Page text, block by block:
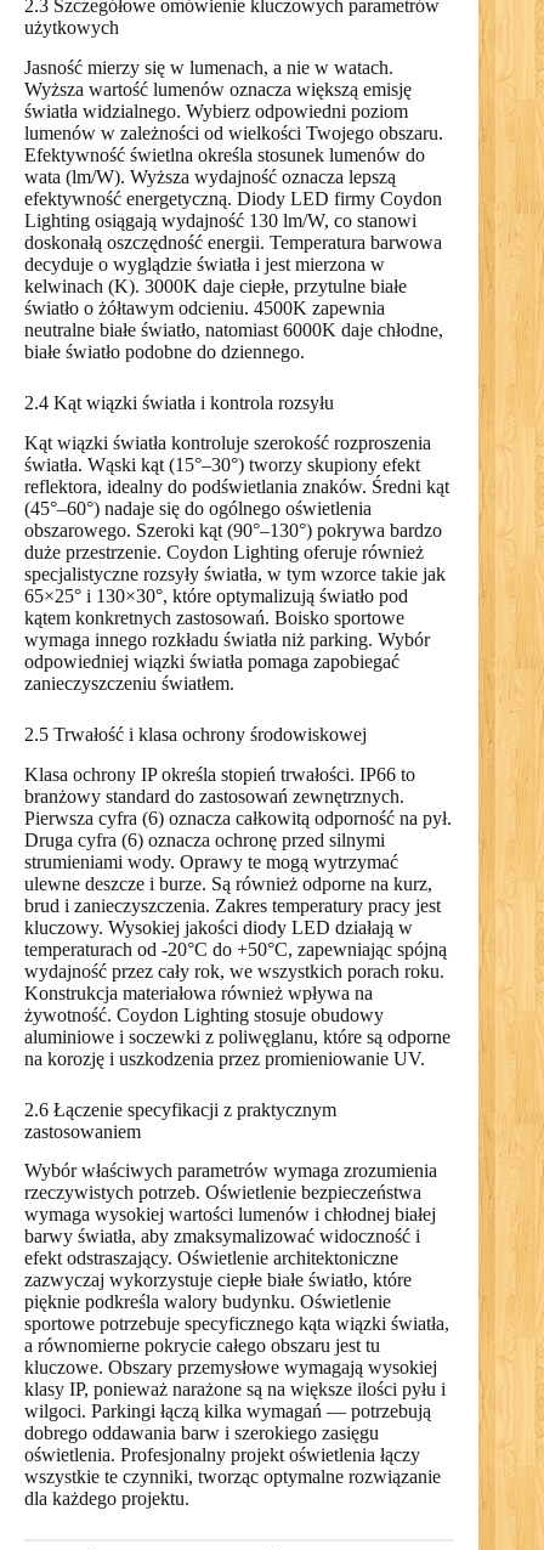
2.3 Szczegółowe omówienie kluczowych parametrów
użytkowych
Jasność mierzy się w lumenach, a nie w watach.
Wyższa wartość lumenów oznacza większą emisję
światła widzialnego. Wybierz odpowiedni poziom
lumenów w zależności od wielkości Twojego obszaru.
Efektywność świetlna określa stosunek lumenów do
wata (lm/W). Wyższa wydajność oznacza lepszą
efektywność energetyczną. Diody LED firmy Coydon
Lighting osiągają wydajność 130 lm/W, co stanowi
doskonałą oszczędność energii. Temperatura barwowa
decyduje o wyglądzie światła i jest mierzona w
kelwinach (K). 3000K daje ciepłe, przytulne białe
światło o żółtawym odcieniu. 4500K zapewnia
neutralne białe światło, natomiast 6000K daje chłodne,
białe światło podobne do dziennego.
2.4 Kąt wiązki światła i kontrola rozsyłu
Kąt wiązki światła kontroluje szerokość rozproszenia
światła. Wąski kąt (15°–30°) tworzy skupiony efekt
reflektora, idealny do podświetlania znaków. Średni kąt
(45°–60°) nadaje się do ogólnego oświetlenia
obszarowego. Szeroki kąt (90°–130°) pokrywa bardzo
duże przestrzenie. Coydon Lighting oferuje również
specjalistyczne rozsyły światła, w tym wzorce takie jak
65×25° i 130×30°, które optymalizują światło pod
kątem konkretnych zastosowań. Boisko sportowe
wymaga innego rozkładu światła niż parking. Wybór
odpowiedniej wiązki światła pomaga zapobiegać
zanieczyszczeniu światłem.
2.5 Trwałość i klasa ochrony środowiskowej
Klasa ochrony IP określa stopień trwałości. IP66 to
branżowy standard do zastosowań zewnętrznych.
Pierwsza cyfra (6) oznacza całkowitą odporność na pył.
Druga cyfra (6) oznacza ochronę przed silnymi
strumieniami wody. Oprawy te mogą wytrzymać
ulewne deszcze i burze. Są również odporne na kurz,
brud i zanieczyszczenia. Zakres temperatury pracy jest
kluczowy. Wysokiej jakości diody LED działają w
temperaturach od -20°C do +50°C, zapewniając spójną
wydajność przez cały rok, we wszystkich porach roku.
Konstrukcja materiałowa również wpływa na
żywotność. Coydon Lighting stosuje obudowy
aluminiowe i soczewki z poliwęglanu, które są odporne
na korozję i uszkodzenia przez promieniowanie UV.
2.6 Łączenie specyfikacji z praktycznym
zastosowaniem
Wybór właściwych parametrów wymaga zrozumienia
rzeczywistych potrzeb. Oświetlenie bezpieczeństwa
wymaga wysokiej wartości lumenów i chłodnej białej
barwy światła, aby zmaksymalizować widoczność i
efekt odstraszający. Oświetlenie architektoniczne
zazwyczaj wykorzystuje ciepłe białe światło, które
pięknie podkreśla walory budynku. Oświetlenie
sportowe potrzebuje specyficznego kąta wiązki światła,
a równomierne pokrycie całego obszaru jest tu
kluczowe. Obszary przemysłowe wymagają wysokiej
klasy IP, ponieważ narażone są na większe ilości pyłu i
wilgoci. Parkingi łączą kilka wymagań — potrzebują
dobrego oddawania barw i szerokiego zasięgu
oświetlenia. Profesjonalny projekt oświetlenia łączy
wszystkie te czynniki, tworząc optymalne rozwiązanie
dla każdego projektu.